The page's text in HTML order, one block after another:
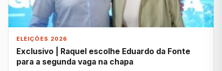
ELEIÇÕES 2026
Exclusivo | Raquel escolhe Eduardo da Fonte
para a segunda vaga na chapa